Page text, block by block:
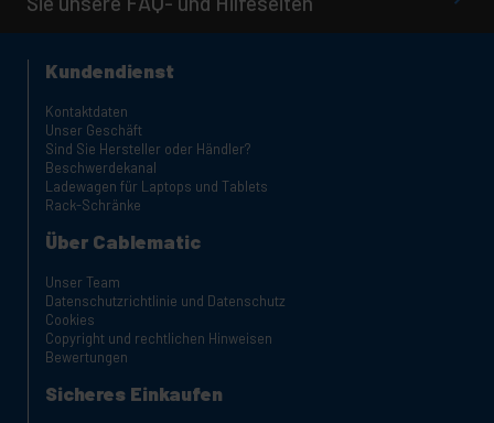
Kundendienst
Kontaktdaten
Unser Geschäft
Sind Sie Hersteller oder Händler?
Beschwerdekanal
Ladewagen für Laptops und Tablets
Rack-Schränke
Über Cablematic
Unser Team
Datenschutzrichtlinie und Datenschutz
Cookies
Copyright und rechtlichen Hinweisen
Bewertungen
Sicheres Einkaufen